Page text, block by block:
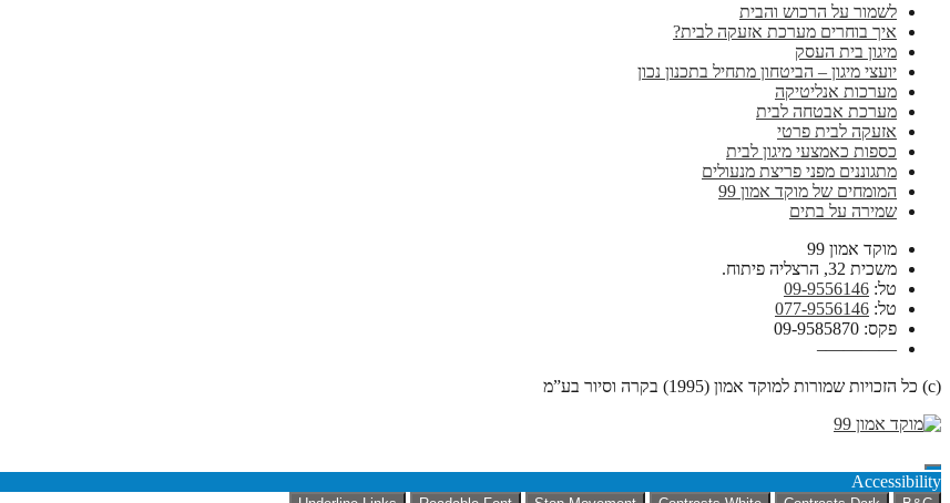
לשמור על הרכוש והבית
איך בוחרים מערכת אזעקה לבית?
מיגון בית העסק
יועצי מיגון – הביטחון מתחיל בתכנון נכון
מערכות אנליטיקה
מערכת אבטחה לבית
אזעקה לבית פרטי
כספות כאמצעי מיגון לבית
מתגוננים מפני פריצת מנעולים
המומחים של מוקד אמון 99
שמירה על בתים
מוקד אמון 99
משכית 32, הרצליה פיתוח.
טל: 09-9556146
טל: 077-9556146
פקס: 09-9585870
————–
(c) כל הזכויות שמורות למוקד אמון (1995) בקרה וסיור בע”מ
Accessibility